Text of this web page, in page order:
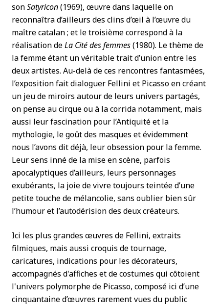
sonSatyricon(1969), œuvre dans laquelle on
reconnaîtra d’ailleurs des clins d’œil à l’œuvre du
maître catalan ; et le troisième correspond à la
réalisation deLa Cité des femmes(1980). Le thème de
la femme étant un véritable trait d’union entre les
deux artistes. Au-delà de ces rencontres fantasmées,
l’exposition fait dialoguer Fellini et Picasso en créant
un jeu de miroirs autour de leurs univers partagés,
on pense au cirque ou à la corrida notamment, mais
aussi leur fascination pour l’Antiquité et la
mythologie, le goût des masques et évidemment
nous l’avons dit déjà, leur obsession pour la femme.
Leur sens inné de la mise en scène, parfois
apocalyptiques d’ailleurs, leurs personnages
exubérants, la joie de vivre toujours teintée d’une
petite touche de mélancolie, sans oublier bien sûr
l’humour et l’autodérision des deux créateurs.
Ici les plus grandes œuvres de Fellini, extraits
filmiques, mais aussi croquis de tournage,
caricatures, indications pour les décorateurs,
accompagnés d'affiches et de costumes qui côtoient
l'univers polymorphe de Picasso, composé ici d’une
cinquantaine d’œuvres rarement vues du public